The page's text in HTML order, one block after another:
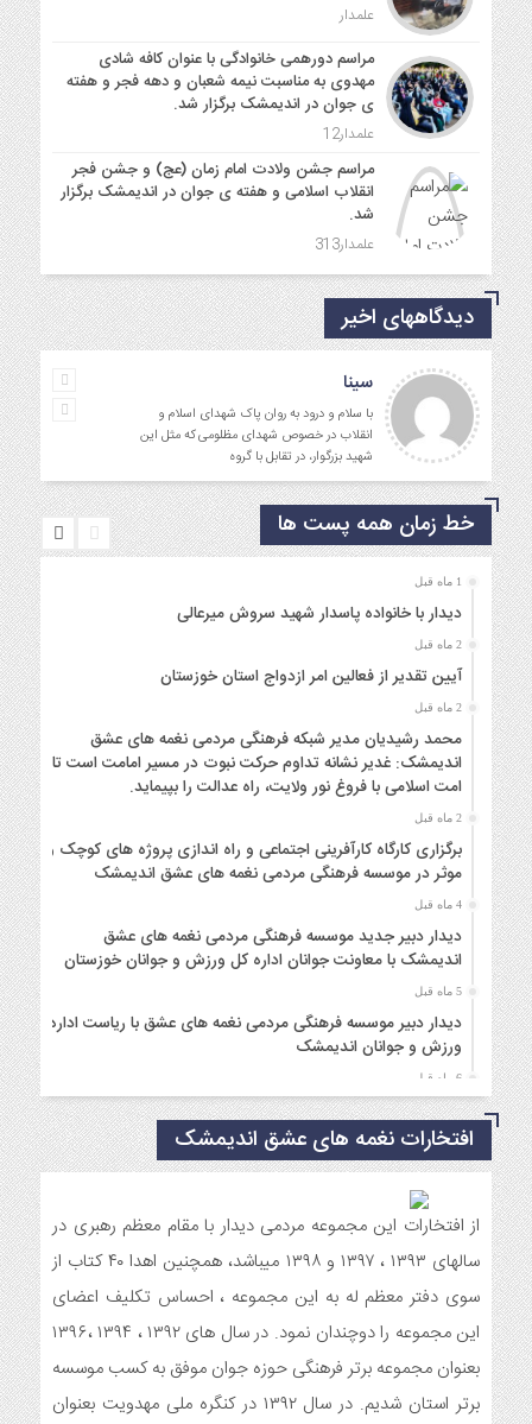
علمدار
مراسم دورهمی خانوادگی با عنوان کافه شادی
مهدوی به مناسبت نیمه شعبان و دهه فجر و هفته
ی جوان در اندیمشک برگزار شد.
علمدار12
مراسم جشن ولادت امام زمان (عج) و جشن فجر
انقلاب اسلامی و هفته ی جوان در اندیمشک برگزار
شد.
علمدار313
دیدگاههای اخیر
سینا
با سلام و درود به روان پاک شهدای اسلام و
انقلاب در خصوص شهدای مظلومی که مثل این
شهید بزرگوار، در تقابل با گروه
خط زمان همه پست ها
1 ماه قبل
دیدار با خانواده پاسدار شهید سروش میرعالی
2 ماه قبل
آیین تقدیر از فعالین امر ازدواج استان خوزستان
2 ماه قبل
محمد رشیدیان مدیر شبکه فرهنگی مردمی نغمه های عشق
اندیمشک: غدیر نشانه تداوم حرکت نبوت در مسیر امامت است تا
امت اسلامی با فروغ نور ولایت، راه عدالت را بپیماید.
2 ماه قبل
برگزاری کارگاه کارآفرینی اجتماعی و راه اندازی پروژه های کوچک و
موثر در موسسه فرهنگی مردمی نغمه های عشق اندیمشک
4 ماه قبل
دیدار دبیر جدید موسسه فرهنگی مردمی نغمه های عشق
اندیمشک با معاونت جوانان اداره کل ورزش و جوانان خوزستان
5 ماه قبل
دیدار دبیر موسسه فرهنگی مردمی نغمه های عشق با ریاست اداره
ورزش و جوانان اندیمشک
6 ماه قبل
مراسم دورهمی خانوادگی با عنوان کافه شادی مهدوی به مناسبت
نیمه شعبان و دهه فجر و هفته ی جوان در اندیمشک برگزار شد.
6 ماه قبل
مراسم جشن ولادت امام زمان (عج) و جشن فجر انقلاب اسلامی و
هفته ی جوان در اندیمشک برگزار شد.
تشریح برنامه های دهه مهدویت شبکه فرهنگی مردمی نغمه های
عشق اندیمشک
7 ماه قبل
توزیع بسته جشن تکلیف به دختران سادات ایتام اندیمشک در شب
ولادت امام علی(ع)
افتخارات نغمه های عشق اندیمشک
از افتخارات این مجموعه مردمی دیدار با مقام معظم رهبری در
سالهای ۱۳۹۳ ، ۱۳۹۷ و ۱۳۹۸ میباشد، همچنین اهدا ۴۰ کتاب از
سوی دفتر معظم له به این مجموعه ، احساس تکلیف اعضای
این مجموعه را دوچندان نمود. در سال های ۱۳۹۲ ، ۱۳۹۴ ،۱۳۹۶
بعنوان مجموعه برتر فرهنگی حوزه جوان موفق به کسب موسسه
برتر استان شدیم. در سال ۱۳۹۲ در کنگره ملی مهدویت بعنوان